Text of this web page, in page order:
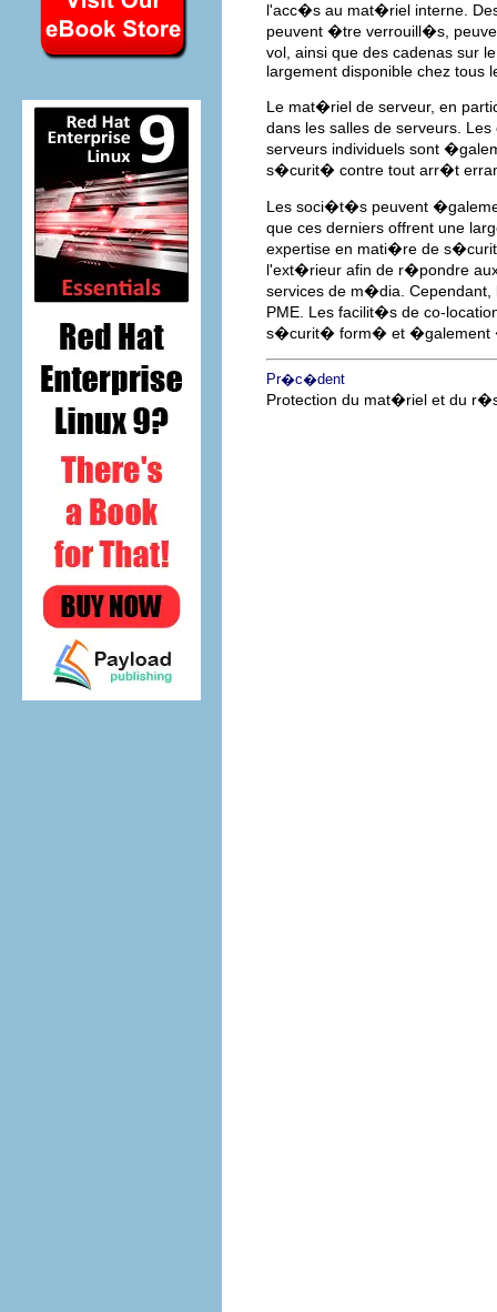
l'acc�s au mat�riel interne.
peuvent �tre verrouill�s,
vol, ainsi que des cadenas sur
largement disponible chez tous
Le mat�riel de serveur, en
dans les salles de serveurs.
serveurs individuels sont
s�curit� contre tout arr�t
Les soci�t�s peuvent
que ces derniers offrent une
expertise en mati�re de
l'ext�rieur afin de r�pondre
services de m�dia.
PME. Les facilit�s de co-
s�curit� form� et �galement
Pr�c�dent
Protection du mat�riel et du